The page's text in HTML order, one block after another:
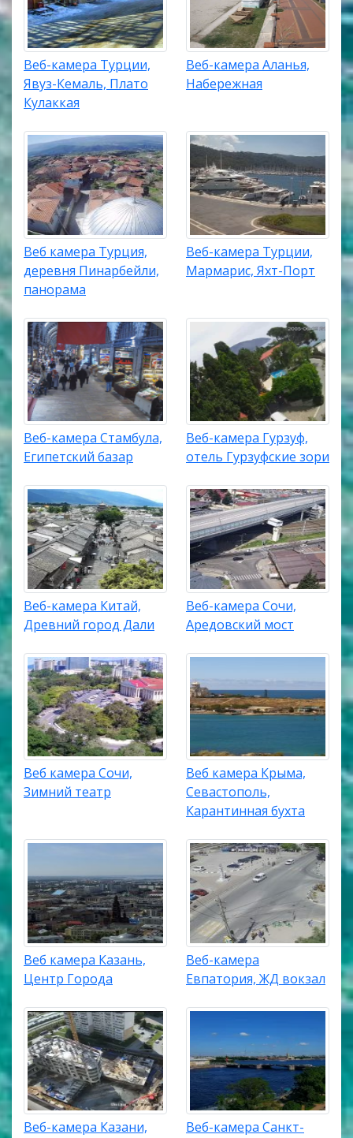
Веб-камера Турции,
Явуз-Кемаль, Плато
Кулаккая
Веб-камера Аланья,
Набережная
Веб камера Турция,
деревня Пинарбейли,
панорама
Веб-камера Турции,
Мармарис, Яхт-Порт
Веб-камера Стамбула,
Египетский базар
Веб-камера Гурзуф,
отель Гурзуфские зори
Веб-камера Китай,
Древний город Дали
Веб-камера Сочи,
Аредовский мост
Веб камера Сочи,
Зимний театр
Веб камера Крыма,
Севастополь,
Карантинная бухта
Веб камера Казань,
Центр Города
Веб-камера
Евпатория, ЖД вокзал
Веб-камера Казани,
Веб-камера Санкт-